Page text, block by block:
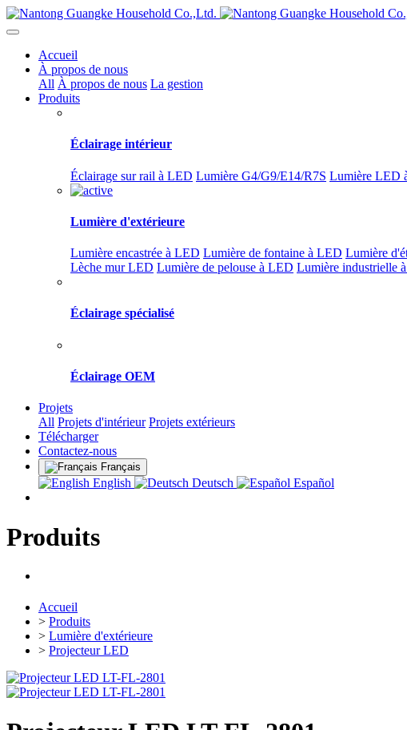
Accueil
À propos de nous
All À propos de nous La gestion
Produits
Éclairage intérieur
Éclairage sur rail à LED Lumière G4/G9/E14/R7S Lumière LED
Lumière d'extérieure
Lumière encastrée à LED Lumière de fontaine à LED Lumière
Lèche mur LED Lumière de pelouse à LED Lumière industrielle
Éclairage spécialisé
Éclairage OEM
Projets
All Projets d'intérieur Projets extérieurs
Télécharger
Contactez-nous
Français
English Deutsch Español
Produits
Accueil
> Produits
> Lumière d'extérieure
> Projecteur LED